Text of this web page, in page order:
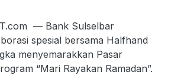
— Bank Sulselbar
spesial bersama Halfhand
menyemarakkan Pasar
“Mari Rayakan Ramadan”.